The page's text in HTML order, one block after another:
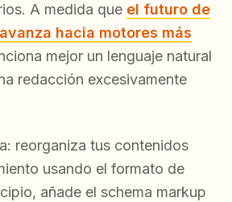
A medida que el futuro de
hacia motores más
mejor un lenguaje natural
redacción excesivamente
reorganiza tus contenidos
usando el formato de
añade el schema markup